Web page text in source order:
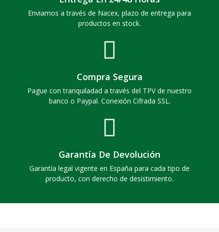
Enviamos a través de Nacex, plazo de entrega para
productos en stock.
Compra Segura
Pague con tranquiladad a través del TPV de nuestro
banco o Paypal. Conexión Cifrada SSL.
Garantía De Devolución
Garantía legal vigente en España para cada tipo de
producto, con derecho de desistimiento.